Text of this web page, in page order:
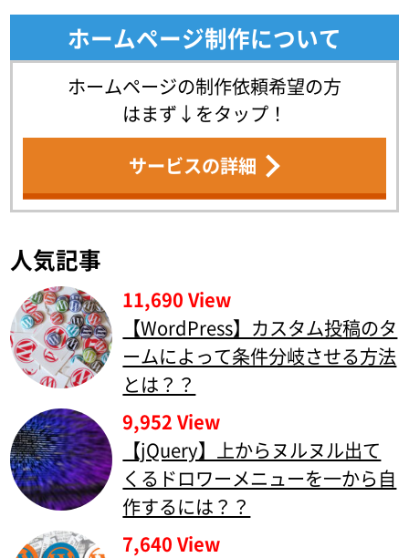
ホームページ制作について
ホームページの制作依頼希望の方
はまず↓をタップ！
サービスの詳細
人気記事
11,690 View
【WordPress】カスタム投稿のタ
ームによって条件分岐させる方法
とは？？
9,952 View
【jQuery】上からヌルヌル出て
くるドロワーメニューを一から自
作するには？？
7,640 View